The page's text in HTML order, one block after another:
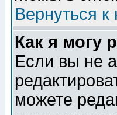
Вернуться к
Как я могу
Если вы не
можете